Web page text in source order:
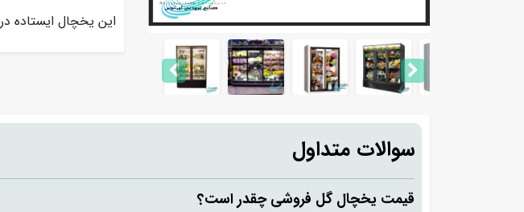
این یخچال ایستاده
سوالات متداول
قیمت یخچال گل فروشی چقدر است؟